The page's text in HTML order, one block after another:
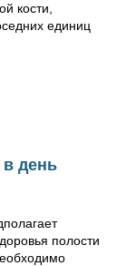
кости,
единиц
день
полости